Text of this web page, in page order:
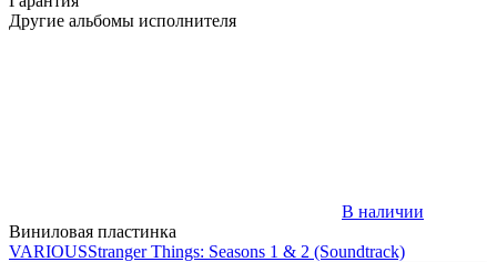
Другие альбомы исполнителя
В наличии
Виниловая пластинка
VARIOUSStranger Things: Seasons 1 & 2 (Soundtrack)